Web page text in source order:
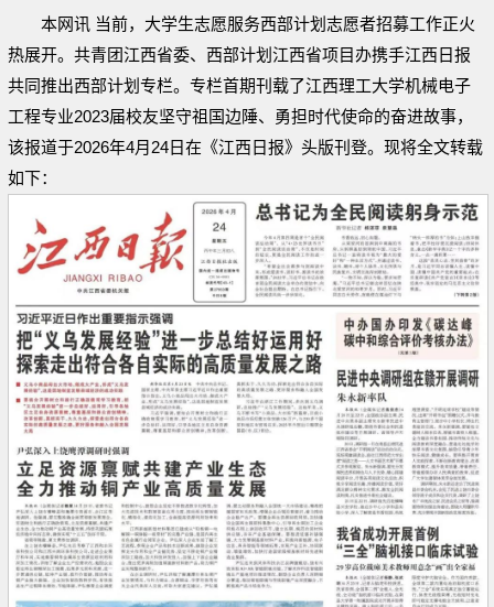
本网讯 当前，大学生志愿服务西部计划志愿者招募工作正火
热展开。共青团江西省委、西部计划江西省项目办携手江西日报
共同推出西部计划专栏。专栏首期刊载了江西理工大学机械电子
工程专业2023届校友坚守祖国边陲、勇担时代使命的奋进故事，
该报道于2026年4月24日在《江西日报》头版刊登。现将全文转载
如下：